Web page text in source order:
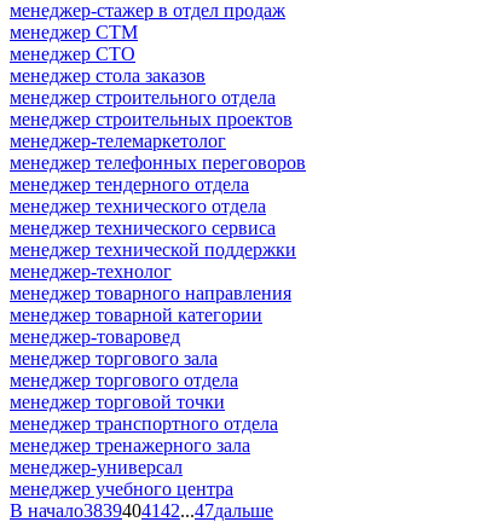
менеджер-стажер в отдел продаж
менеджер СТМ
менеджер СТО
менеджер стола заказов
менеджер строительного отдела
менеджер строительных проектов
менеджер-телемаркетолог
менеджер телефонных переговоров
менеджер тендерного отдела
менеджер технического отдела
менеджер технического сервиса
менеджер технической поддержки
менеджер-технолог
менеджер товарного направления
менеджер товарной категории
менеджер-товаровед
менеджер торгового зала
менеджер торгового отдела
менеджер торговой точки
менеджер транспортного отдела
менеджер тренажерного зала
менеджер-универсал
менеджер учебного центра
В начало3839404142...47дальше